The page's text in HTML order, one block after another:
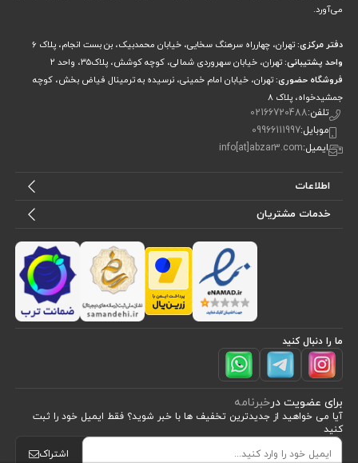
می‌آورد.
دفتر مرکزی:تهران، چهارراه سرهنگ سخایی، خیابان محمدبیک، بن بست انجام، پلاک 6
واحد پشتیبانی:تهران، خیابان سهروردی شمالی، کوچه کوشش، پلاک۳۵، واحد ۲
فروشگاه حضوری:تهران، خیابان امام خمینی، نرسیده به ترمینال فیاض بخش، کوچه
جمشیدخواه، پلاک ۸
تلفن:02166720488
موبایل:09966111997
ایمیل:info[at]abzar3.com
اطلاعات
خدمات مشتریان
ما را دنبال کنید
برای عضویت درخبرنامه
آیا می خواهید از جدید‌ترین تخفیف‌ ها با‌ خبر شوید؟ فقط ایمیل خود را ثبت
کنید
اشتراک